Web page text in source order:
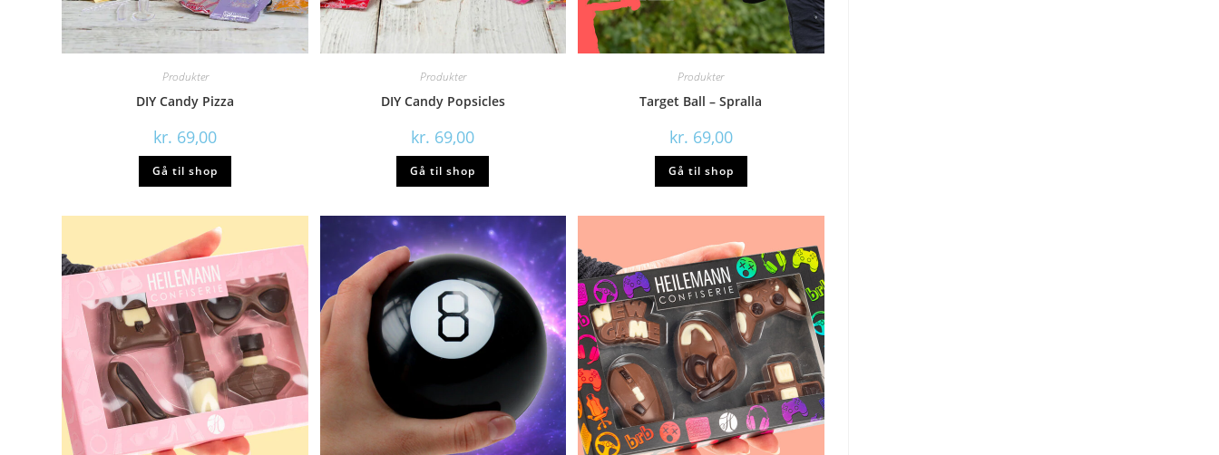
Produkter
DIY Candy Pizza
kr. 69,00
Gå til shop
Produkter
DIY Candy Popsicles
kr. 69,00
Gå til shop
Produkter
Target Ball – Spralla
kr. 69,00
Gå til shop